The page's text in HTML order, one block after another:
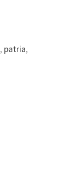
, patria,